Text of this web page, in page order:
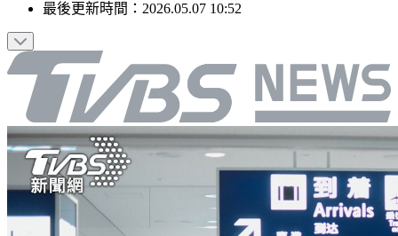
發佈時間：2026.05.07 10:52